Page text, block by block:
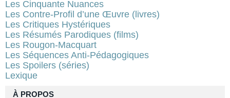
À PROPOS
Les Cinquante Nuances
Les Contre-Profil d’une Œuvre (livres)
Les Critiques Hystériques
Les Résumés Parodiques (films)
Les Rougon-Macquart
Les Séquences Anti-Pédagogiques
Les Spoilers (séries)
Lexique